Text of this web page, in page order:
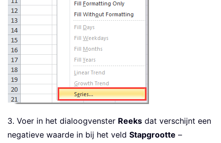
3. Voer in het dialoogvenster Reeks dat verschijnt een
negatieve waarde in bij het veld Stapgrootte –